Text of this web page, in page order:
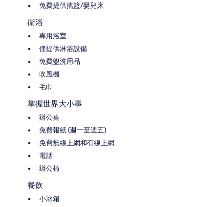
免費提供搖籃/嬰兒床
衛浴
專用浴室
僅提供淋浴設備
免費盥洗用品
吹風機
毛巾
掌握世界大小事
辦公桌
免費報紙 (週一至週五)
免費無線上網和有線上網
電話
辦公椅
餐飲
小冰箱